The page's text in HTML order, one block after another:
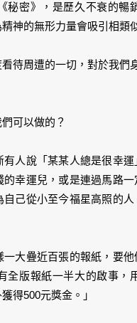
秘密》，是歷久不衰的暢
神的無形力量會吸引相類
待周遭的一切，對於我們
可以做的？
人說「某某人總是很幸
幸運兒，或是連過馬路
己從小至今福星高照的
大疊近百張的報紙，要
全版報紙一半大的啟事，
得500元獎金。」